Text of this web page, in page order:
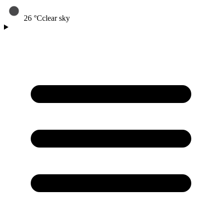
26 °Cclear sky